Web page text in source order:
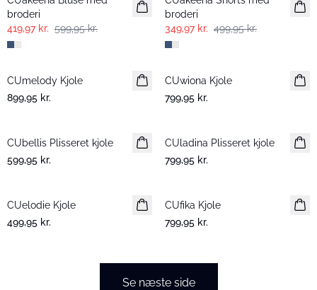
broderi
419,97 kr. 599,95 kr.
broderi
349,97 kr. 499,95 kr.
Nyhed
CUmelody Kjole
899,95 kr.
Nyhed
CUwiona Kjole
799,95 kr.
Nyhed
CUbellis Plisseret kjole
599,95 kr.
Nyhed
CUladina Plisseret kjole
799,95 kr.
Nyhed
CUelodie Kjole
499,95 kr.
Nyhed
CUfika Kjole
799,95 kr.
Se næste side